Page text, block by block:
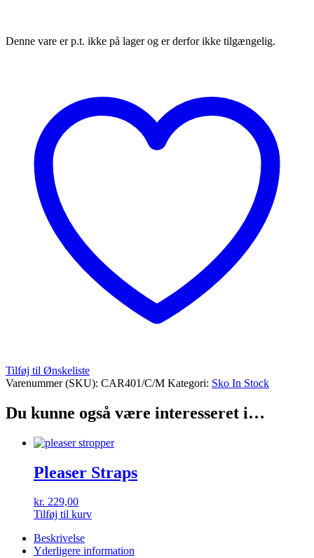
Denne vare er p.t. ikke på lager og er derfor ikke tilgængelig.
Tilføj til Ønskeliste
Varenummer (SKU): CAR401/C/M Kategori: Sko In Stock
Du kunne også være interesseret i…
Pleaser Straps
kr. 229,00
Tilføj til kurv
Beskrivelse
Yderligere information